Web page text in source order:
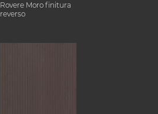
Rovere Moro finitura
reverso